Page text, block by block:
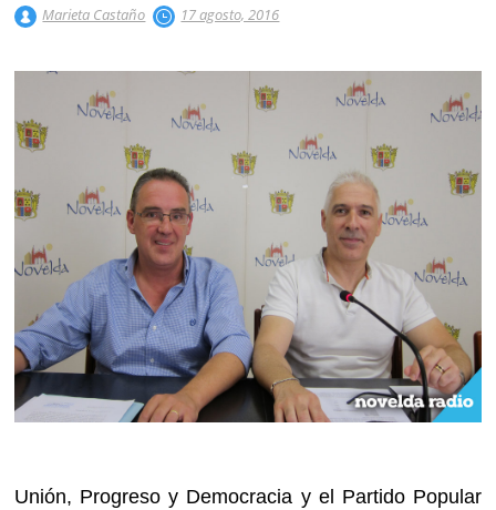
Marieta Castaño 17 agosto, 2016
Unión, Progreso y Democracia y el Partido Popular